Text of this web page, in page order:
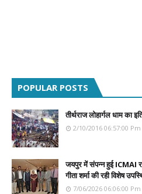
POPULAR POSTS
तीर्थराज लोहार्गल धाम का
2/10/2016 06:57:00 Pm
जयपुर में संपन्न हुई ICMAI
गीता शर्मा की रही विशेष
7/06/2026 06:06:00 Pm